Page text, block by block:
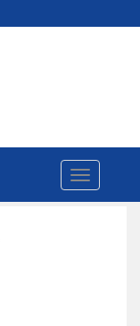
Toggle